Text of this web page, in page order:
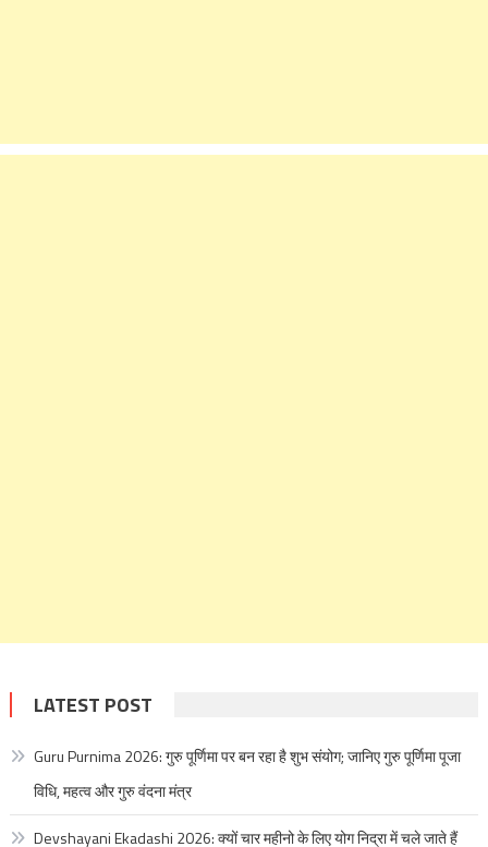
LATEST POST
Guru Purnima 2026: गुरु पूर्णिमा पर बन रहा है शुभ संयोग; जानिए गुरु पूर्णिमा पूजा
विधि, महत्व और गुरु वंदना मंत्र
Devshayani Ekadashi 2026: क्यों चार महीनो के लिए योग निद्रा में चले जाते हैं